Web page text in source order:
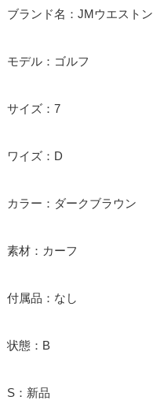
ブランド名：JMウエストン
モデル：ゴルフ
サイズ：7
ワイズ：D
カラー：ダークブラウン
素材：カーフ
付属品：なし
状態：B
S：新品